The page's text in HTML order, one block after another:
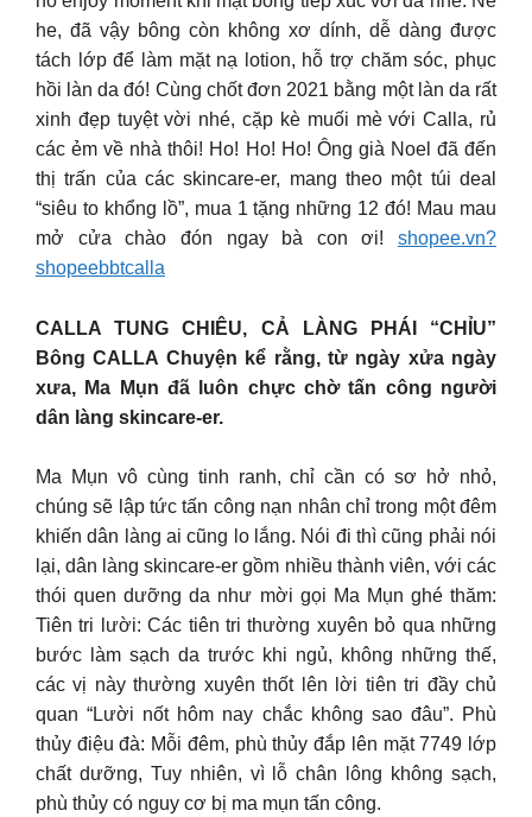
he, đã vậy bông còn không xơ dính, dễ dàng được
tách lớp để làm mặt nạ lotion, hỗ trợ chăm sóc, phục
hồi làn da đó! Cùng chốt đơn 2021 bằng một làn da rất
xinh đẹp tuyệt vời nhé, cặp kè muối mè với Calla, rủ
các ẻm về nhà thôi! Ho! Ho! Ho! Ông già Noel đã đến
thị trấn của các skincare-er, mang theo một túi deal
“siêu to khổng lồ”, mua 1 tặng những 12 đó! Mau mau
mở cửa chào đón ngay bà con ơi! shopee.vn?
shopeebbtcalla
CALLA TUNG CHIÊU, CẢ LÀNG PHÁI “CHỈU”
Bông CALLA Chuyện kể rằng, từ ngày xửa ngày
xưa, Ma Mụn đã luôn chực chờ tấn công người
dân làng skincare-er.
Ma Mụn vô cùng tinh ranh, chỉ cần có sơ hở nhỏ,
chúng sẽ lập tức tấn công nạn nhân chỉ trong một đêm
khiến dân làng ai cũng lo lắng. Nói đi thì cũng phải nói
lại, dân làng skincare-er gồm nhiều thành viên, với các
thói quen dưỡng da như mời gọi Ma Mụn ghé thăm:
Tiên tri lười: Các tiên tri thường xuyên bỏ qua những
bước làm sạch da trước khi ngủ, không những thế,
các vị này thường xuyên thốt lên lời tiên tri đầy chủ
quan “Lười nốt hôm nay chắc không sao đâu”. Phù
thủy điệu đà: Mỗi đêm, phù thủy đắp lên mặt 7749 lớp
chất dưỡng, Tuy nhiên, vì lỗ chân lông không sạch,
phù thủy có nguy cơ bị ma mụn tấn công.